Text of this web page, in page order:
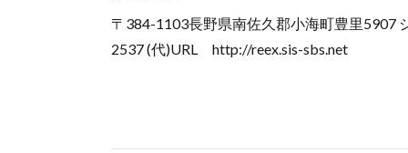
〒384-1103長野県南佐久郡小海町豊里
2537 (代)URL http://reex.sis-sbs.net